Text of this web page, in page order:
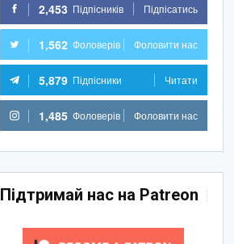
2,453 Підпісників Підпісатись
1,562 Фоловерів Фоловити нас
5,879 Підпісники Читати
1,485 Фоловерів Фоловити нас
Підтримай нас на Patreon